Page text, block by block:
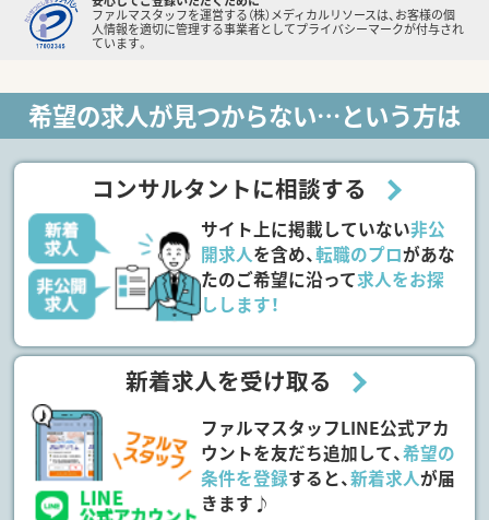
ファルマスタッフを運営する（株）メディカルリソースは、お客様の個
人情報を適切に管理する事業者としてプライバシーマークが付与され
ています。
希望の求人が見つからない…という方は
コンサルタントに相談する
サイト上に掲載していない非公
開求人を含め、転職のプロがあな
たのご希望に沿って求人をお探
しします！
新着求人を受け取る
ファルマスタッフLINE公式アカ
ウントを友だち追加して、希望の
条件を登録すると、新着求人が届
きます♪